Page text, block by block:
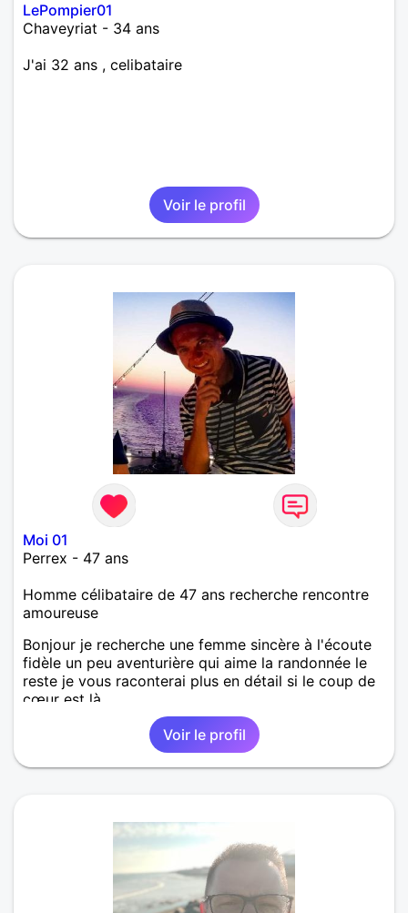
LePompier01
Chaveyriat - 34 ans
J'ai 32 ans , celibataire
Voir le profil
Moi 01
Perrex - 47 ans
Homme célibataire de 47 ans recherche rencontre
amoureuse
Bonjour je recherche une femme sincère à l'écoute
fidèle un peu aventurière qui aime la randonnée le
reste je vous raconterai plus en détail si le coup de
cœur est là ....
Voir le profil